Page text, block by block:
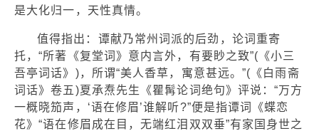
是大化归一，天性真情。
值得指出：谭献乃常州词派的后劲，论词重寄
托，“所著《复堂词》意内言外，有要眇之致”(《小三
吾亭词话》)，所谓“美人香草，寓意甚远。”(《白雨斋
词话》卷五)夏承焘先生《瞿髯论词绝句》评说：“万方
一概晓笳声，‘语在修眉’谁解听?”便是指谭词《蝶恋
花》“语在修眉成在目，无端红泪双双垂”有家国身世之